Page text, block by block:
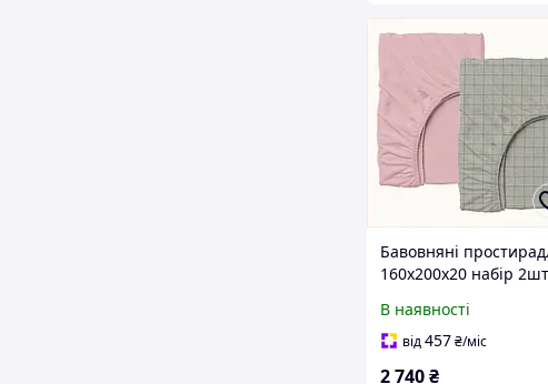
Бавовняні
160х200х20 набір
COSAS, 76M976M43
В наявності
від457₴/міс
2 740₴